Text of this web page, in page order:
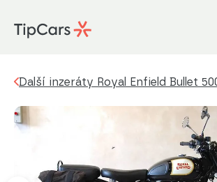
Další inzeráty Royal Enfield Bullet